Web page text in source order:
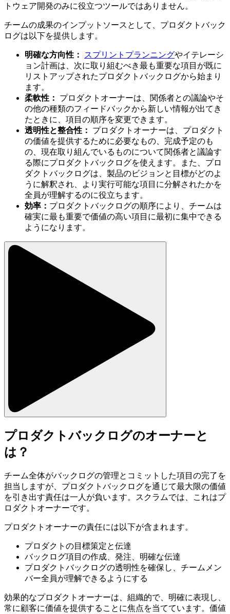
トウェア開発のみに役立つツールではありません。
チームの成果のインプットソースとして、プロダクトバック
ログは以下を提供します。
明確な方向性： スプリントプランニングやイテレーシ
ョン計画は、次に取り組むべき最も重要な項目が既に
リストアップされたプロダクトバックログから始まり
ます。
柔軟性：
プロダクトオーナーは、関係者との議論やそ
の他の種類のフィードバックから新しい情報が出てき
たときに、項目の順序を変更できます。
透明性と整合性： プロダクトオーナーは、プロダクト
の価値を提供するために必要なもの、完成予定のも
の、現在取り組んでいるものについて関係者と議論す
る際にプロダクトバックログを使えます。また、プロ
ダクトバックログは、製品のビジョンと目標がどのよ
うに解釈され、より実行可能な項目に分解されたかを
全員が理解するのに役立ちます。
効率： プロダクトバックログの順序により、チームは
確実に最も重要で価値の高い項目に最初に集中できる
ようになります。
プロダクトバックログのオーナーと
は？
チーム全体がバックログの管理とコミットした項目の完了を
担当しますが、プロダクトバックログを通じて最大限の価値
を引き出す責任は一人が負います。スクラムでは、これはプ
ロダクトオーナーです。
プロダクトオーナーの責任には以下が含まれます。
プロダクトの目標策定と伝達
バックログ項目の作成、発注、明確な伝達
プロダクトバックログの透明性を確保し、チームメン
バー全員が理解できるようにする
効果的なプロダクトオーナーは、組織的で、明確に表現し、
常に顧客に価値を提供することに焦点を当てています。価値